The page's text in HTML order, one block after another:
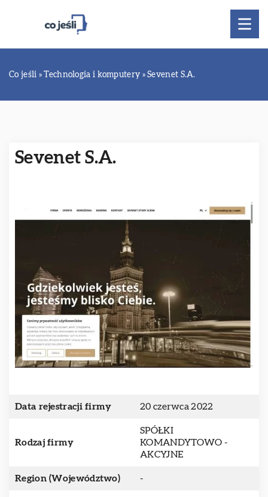
Co jeśli »Technologia i komputery »Sevenet S.A.
Sevenet S.A.
Data rejestracji firmy 20 czerwca 2022
Rodzaj firmy
SPÓŁKI
KOMANDYTOWO -
AKCYJNE
Region (Województwo) -